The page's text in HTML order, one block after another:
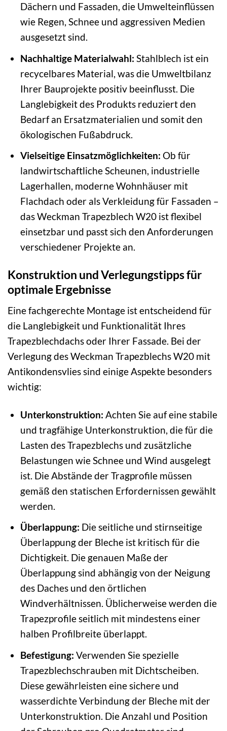
Dächern und Fassaden, die Umwelteinflüssen
wie Regen, Schnee und aggressiven Medien
ausgesetzt sind.
Nachhaltige Materialwahl: Stahlblech ist ein
recycelbares Material, was die Umweltbilanz
Ihrer Bauprojekte positiv beeinflusst. Die
Langlebigkeit des Produkts reduziert den
Bedarf an Ersatzmaterialien und somit den
ökologischen Fußabdruck.
Vielseitige Einsatzmöglichkeiten: Ob für
landwirtschaftliche Scheunen, industrielle
Lagerhallen, moderne Wohnhäuser mit
Flachdach oder als Verkleidung für Fassaden –
das Weckman Trapezblech W20 ist flexibel
einsetzbar und passt sich den Anforderungen
verschiedener Projekte an.
Konstruktion und Verlegungstipps für
optimale Ergebnisse
Eine fachgerechte Montage ist entscheidend für
die Langlebigkeit und Funktionalität Ihres
Trapezblechdachs oder Ihrer Fassade. Bei der
Verlegung des Weckman Trapezblechs W20 mit
Antikondensvlies sind einige Aspekte besonders
wichtig:
Unterkonstruktion: Achten Sie auf eine stabile
und tragfähige Unterkonstruktion, die für die
Lasten des Trapezblechs und zusätzliche
Belastungen wie Schnee und Wind ausgelegt
ist. Die Abstände der Tragprofile müssen
gemäß den statischen Erfordernissen gewählt
werden.
Überlappung: Die seitliche und stirnseitige
Überlappung der Bleche ist kritisch für die
Dichtigkeit. Die genauen Maße der
Überlappung sind abhängig von der Neigung
des Daches und den örtlichen
Windverhältnissen. Üblicherweise werden die
Trapezprofile seitlich mit mindestens einer
halben Profilbreite überlappt.
Befestigung: Verwenden Sie spezielle
Trapezblechschrauben mit Dichtscheiben.
Diese gewährleisten eine sichere und
wasserdichte Verbindung der Bleche mit der
Unterkonstruktion. Die Anzahl und Position